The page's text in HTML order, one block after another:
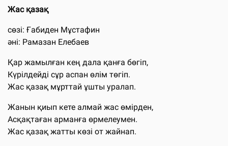
Жас қазақ
сөзі: Ғабиден Мұстафин
әні: Рамазан Елебаев
Қар жамылған кең дала қанға бөгіп,
Күрілдейді сұр аспан өлім төгіп.
Жас қазақ мұрттай ұшты уралап.
Жанын қиып кете алмай жас өмірден,
Асқақтаған арманға өрмелеумен.
Жас қазақ жатты көзі от жайнап.